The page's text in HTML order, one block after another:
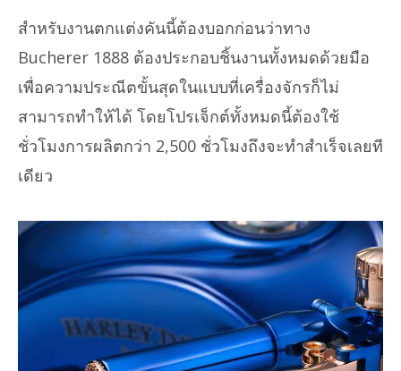
สำหรับงานตกแต่งคันนี้ต้องบอกก่อนว่าทาง
Bucherer 1888 ต้องประกอบชิ้นงานทั้งหมดด้วยมือ
เพื่อความประณีตขั้นสุดในแบบที่เครื่องจักรก็ไม่
สามารถทำให้ได้ โดยโปรเจ็กต์ทั้งหมดนี้ต้องใช้
ชั่วโมงการผลิตกว่า 2,500 ชั่วโมงถึงจะทำสำเร็จเลยที
เดียว